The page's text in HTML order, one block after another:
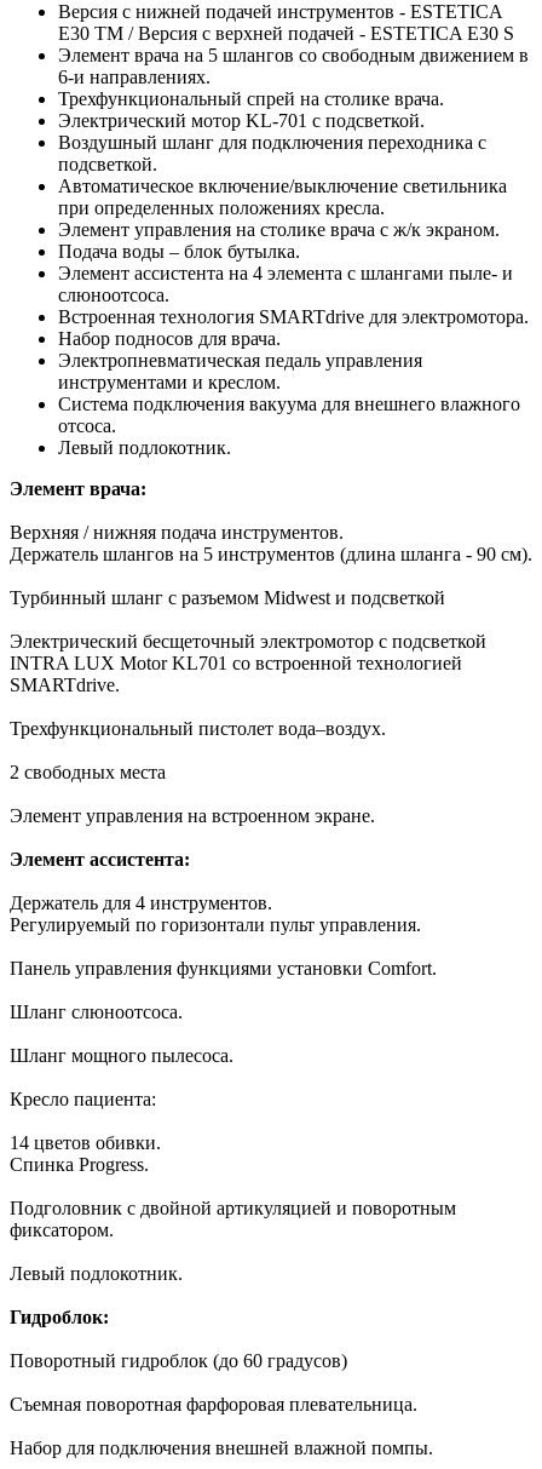
Версия с нижней подачей инструментов - ESTETICA
E30 TM / Версия с верхней подачей - ESTETICA E30 S
Элемент врача на 5 шлангов со свободным движением в
6-и направлениях.
Трехфункциональный спрей на столике врача.
Электрический мотор KL-701 с подсветкой.
Воздушный шланг для подключения переходника с
подсветкой.
Автоматическое включение/выключение светильника
при определенных положениях кресла.
Элемент управления на столике врача с ж/к экраном.
Подача воды – блок бутылка.
Элемент ассистента на 4 элемента с шлангами пыле- и
слюноотсоса.
Встроенная технология SMARTdrive для электромотора.
Набор подносов для врача.
Электропневматическая педаль управления
инструментами и креслом.
Система подключения вакуума для внешнего влажного
отсоса.
Левый подлокотник.
Элемент врача:
Верхняя / нижняя подача инструментов.
Держатель шлангов на 5 инструментов (длина шланга - 90 см).
Турбинный шланг с разъемом Midwest и подсветкой
Электрический бесщеточный электромотор с подсветкой
INTRA LUX Motor KL701 со встроенной технологией
SMARTdrive.
Трехфункциональный пистолет вода–воздух.
2 свободных места
Элемент управления на встроенном экране.
Элемент ассистента:
Держатель для 4 инструментов.
Регулируемый по горизонтали пульт управления.
Панель управления функциями установки Comfort.
Шланг слюноотсоса.
Шланг мощного пылесоса.
Кресло пациента:
14 цветов обивки.
Спинка Progress.
Подголовник с двойной артикуляцией и поворотным
фиксатором.
Левый подлокотник.
Гидроблок:
Поворотный гидроблок (до 60 градусов)
Съемная поворотная фарфоровая плевательница.
Набор для подключения внешней влажной помпы.